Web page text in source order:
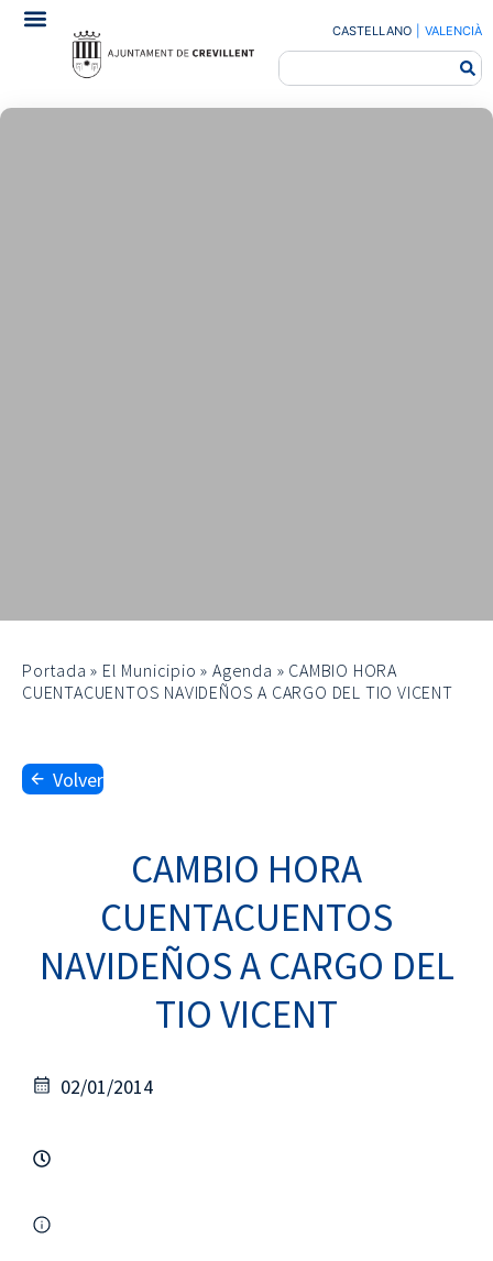
CASTELLANO VALENCIÀ
Portada » El Municipio »Agenda » CAMBIO HORA
CUENTACUENTOS NAVIDEÑOS A CARGO DEL TIO VICENT
Volver
CAMBIO HORA
CUENTACUENTOS
NAVIDEÑOS A CARGO DEL
TIO VICENT
02/01/2014